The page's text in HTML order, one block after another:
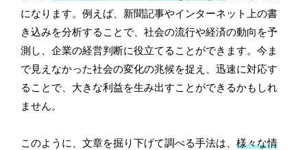
になります。例えば、新聞記事やインターネット上の書
き込みを分析することで、社会の流行や経済の動向を予
測し、企業の経営判断に役立てることができます。今ま
で見えなかった社会の変化の兆候を捉え、迅速に対応す
ることで、大きな利益を生み出すことができるかもしれ
ません。
このように、文章を掘り下げて調べる手法は、様々な情